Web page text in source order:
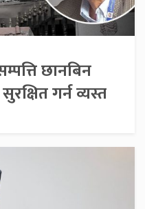
छानबिन
गर्न व्यस्त